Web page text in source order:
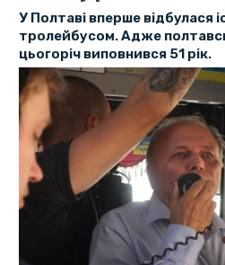
У Полтаві вперше відбулася
тролейбусом. Адже
цьогоріч виповнився 51 рік.